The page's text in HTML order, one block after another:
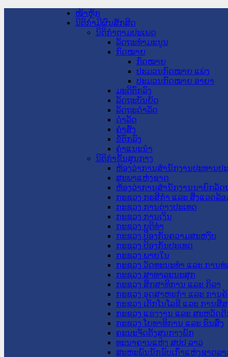
ໜ້າຫຼັກ
ນິຕິກໍາມີຜົນສັກສິດ
ນິຕິກໍາຕາມປະເພດ
ລັດຖະທໍາມະນູນ
ກົດໝາຍ
ກົດໝາຍ
ປະມວນກົດໝາຍ ແພ່ງ
ປະມວນກົດໝາຍ ອາຍາ
ມະຕິຕົກລົງ
ລັດຖະບັນຍັດ
ລັດຖະດໍາລັດ
ດໍາລັດ
ຄໍາສັ່ງ
ຂໍ້ຕົກລົງ
ຄໍາແນະນໍາ
ນິຕິກໍາຂັ້ນສູນກາງ
ຫ້ອງວ່າການສໍານັກງານປະທານປ
ສະພາແຫ່ງຊາດ
ຫ້ອງວ່າການສຳນັກງານນາຍົກລັດ
ກະຊວງ ກະສິກຳ ແລະ ສິ່ງແວດລ້ອ
ກະຊວງ ການຕ່າງປະເທດ
ກະຊວງ ການເງິນ
ກະຊວງ ຍຸຕິທໍາ
ກະຊວງ ປ້ອງກັນຄວາມສະຫງົບ
ກະຊວງ ປ້ອງກັນປະເທດ
ກະຊວງ ພາຍໃນ
ກະຊວງ ວັດທະນະທຳ ແລະ ການທ່
ກະຊວງ ສາທາລະນະສຸກ
ກະຊວງ ສຶກສາທິການ ແລະ ກິລາ
ກະຊວງ ອຸດສາຫະກຳ ແລະ ການຄ້
ກະຊວງ ເຕັກໂນໂລຊີ ແລະ ການສື່
ກະຊວງ ແຮງງານ ແລະ ສະຫວັດ
ກະຊວງ ໂຍທາທິການ ແລະ ຂົນສົ່ງ
ຄະນະຈັດຕັ້ງສູນກາງພັກ
ທະນາຄານແຫ່ງ ສປປ ລາວ
ສະຫະພັນນັກຮົບເກົ່າແຫ່ງຊາດລາ